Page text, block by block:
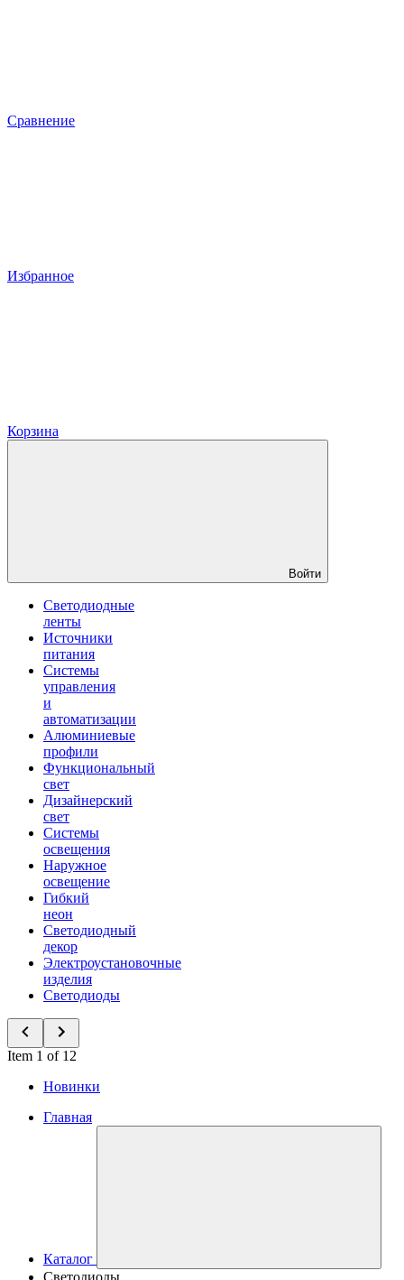
Сравнение
Избранное
Корзина
Войти
Светодиодные
ленты
Источники
питания
Системы
управления
и
автоматизации
Алюминиевые
профили
Функциональный
свет
Дизайнерский
свет
Системы
освещения
Наружное
освещение
Гибкий
неон
Светодиодный
декор
Электроустановочные
изделия
Светодиоды
Item 1 of 12
Новинки
Главная
Каталог
Светодиоды